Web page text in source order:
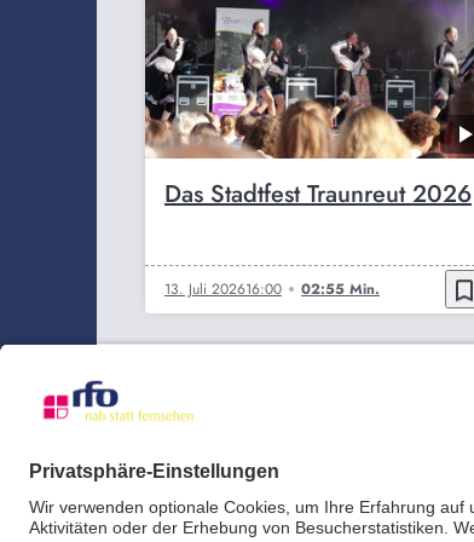
Das Stadtfest Traunreut 2026
13. Juli 202616:00 02:55 Min. bookmark_border